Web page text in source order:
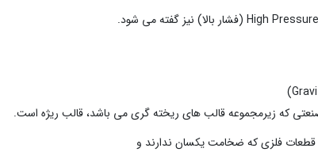
که زیرمجموعه قالب های ریخته گری می باشد، قالب ریژه است.
قطعات فلزی که ضخامت یکسان ندارند و